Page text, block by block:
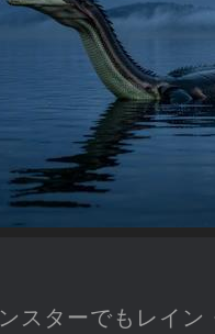
スターでもレイン